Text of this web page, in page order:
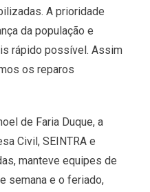
A prioridade
da população e
rápido possível. Assim
os reparos
de Faria Duque, a
Civil, SEINTRA e
manteve equipes de
semana e o feriado,